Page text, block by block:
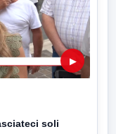
▶
soli